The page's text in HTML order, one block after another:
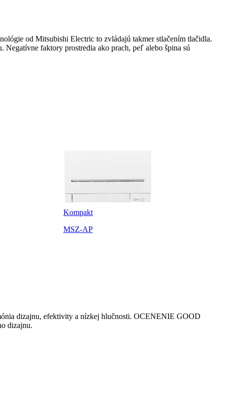
od Mitsubishi Electric to zvládajú takmer stlačením tlačidla.
faktory prostredia ako prach, peľ alebo špina sú
Kompakt
MSZ-AP
dizajnu, efektivity a nízkej hlučnosti. OCENENIE GOOD
dizajnu.